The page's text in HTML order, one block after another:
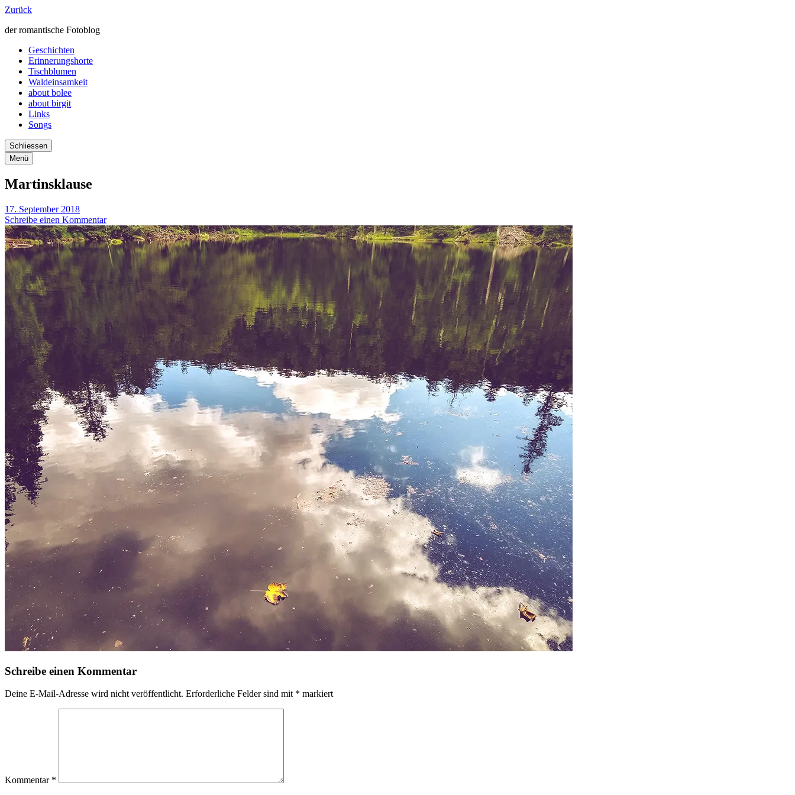
Zurück
der romantische Fotoblog
Geschichten
Erinnerungshorte
Tischblumen
Waldeinsamkeit
about bolee
about birgit
Links
Songs
Schliessen
Menü
Martinsklause
17. September 2018
Schreibe einen Kommentar
Schreibe einen Kommentar
Deine E-Mail-Adresse wird nicht veröffentlicht. Erforderliche Felder sind mit * markiert
Kommentar *